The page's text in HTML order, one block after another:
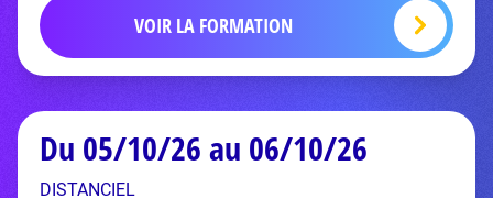
VOIR LA FORMATION
Du 05/10/26 au 06/10/26
DISTANCIEL